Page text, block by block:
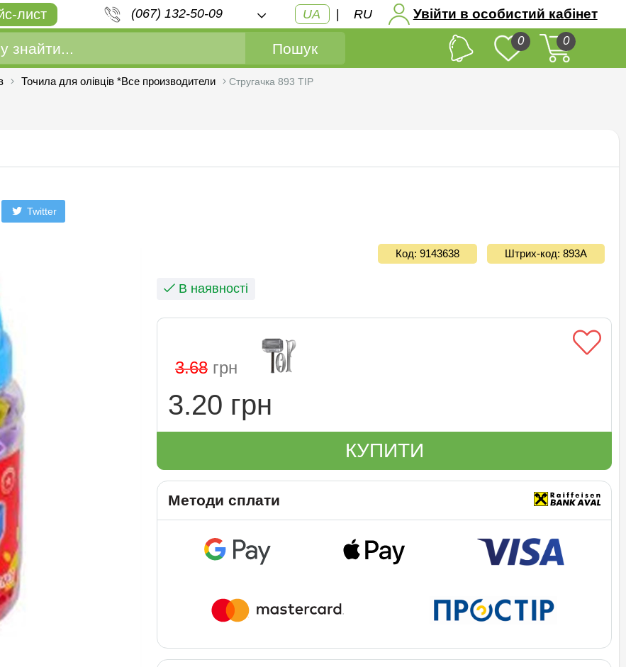
лист (067) 132-50-09 UA | RU Увійти в особистий кабінет
Пошук 0 0
Точила для олівців *Все производители Стругачка 893 TIP
Twitter
Код: 9143638 Штрих-код: 893А
В наявності
3.68 грн
3.20 грн
КУПИТИ
Методи сплати